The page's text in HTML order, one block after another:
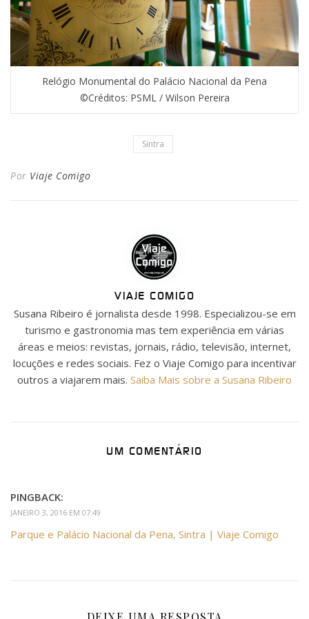
Relógio Monumental do Palácio Nacional da Pena
©Créditos: PSML / Wilson Pereira
Sintra
Por Viaje Comigo
VIAJE COMIGO
Susana Ribeiro é jornalista desde 1998. Especializou-se em
turismo e gastronomia mas tem experiência em várias
áreas e meios: revistas, jornais, rádio, televisão, internet,
locuções e redes sociais. Fez o Viaje Comigo para incentivar
outros a viajarem mais. Saiba Mais sobre a Susana Ribeiro
UM COMENTÁRIO
PINGBACK:
JANEIRO 3, 2016 EM 07:49
Parque e Palácio Nacional da Pena, Sintra | Viaje Comigo